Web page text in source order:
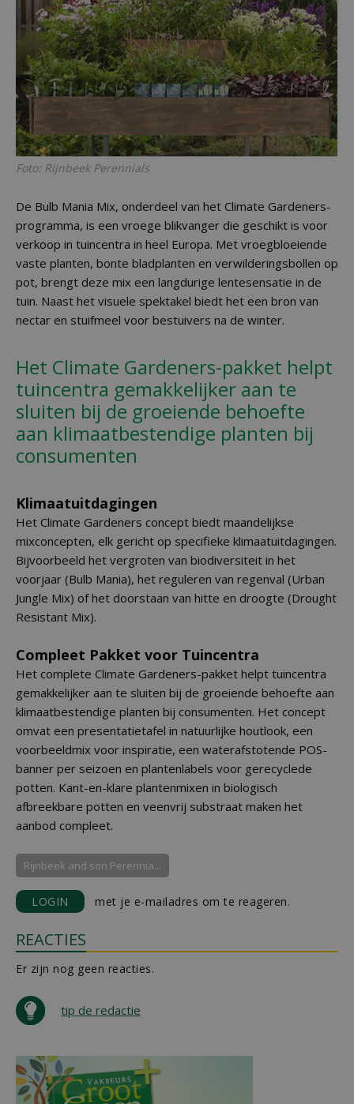
Foto: Rijnbeek Perennials
De Bulb Mania Mix, onderdeel van het Climate Gardeners-
programma, is een vroege blikvanger die geschikt is voor
verkoop in tuincentra in heel Europa. Met vroegbloeiende
vaste planten, bonte bladplanten en verwilderingsbollen op
pot, brengt deze mix een langdurige lentesensatie in de
tuin. Naast het visuele spektakel biedt het een bron van
nectar en stuifmeel voor bestuivers na de winter.
Het Climate Gardeners-pakket helpt
tuincentra gemakkelijker aan te
sluiten bij de groeiende behoefte
aan klimaatbestendige planten bij
consumenten
Klimaatuitdagingen
Het Climate Gardeners concept biedt maandelijkse
mixconcepten, elk gericht op specifieke klimaatuitdagingen.
Bijvoorbeeld het vergroten van biodiversiteit in het
voorjaar (Bulb Mania), het reguleren van regenval (Urban
Jungle Mix) of het doorstaan van hitte en droogte (Drought
Resistant Mix).
Compleet Pakket voor Tuincentra
Het complete Climate Gardeners-pakket helpt tuincentra
gemakkelijker aan te sluiten bij de groeiende behoefte aan
klimaatbestendige planten bij consumenten. Het concept
omvat een presentatietafel in natuurlijke houtlook, een
voorbeeldmix voor inspiratie, een waterafstotende POS-
banner per seizoen en plantenlabels voor gerecyclede
potten. Kant-en-klare plantenmixen in biologisch
afbreekbare potten en veenvrij substraat maken het
aanbod compleet.
Rijnbeek and son Perennia...
LOGIN met je e-mailadres om te reageren.
REACTIES
Er zijn nog geen reacties.
tip de redactie